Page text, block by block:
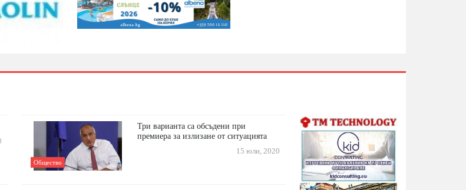
Общество
Три варианта са обсъдени при
премиера за излизане от ситуацията
15 юли, 2020